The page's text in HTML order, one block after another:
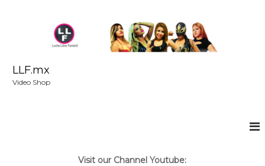
LLF.mx
Video Shop
Visit our Channel Youtube: